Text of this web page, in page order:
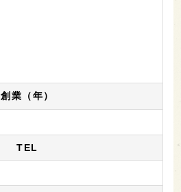
創業（年）
TEL